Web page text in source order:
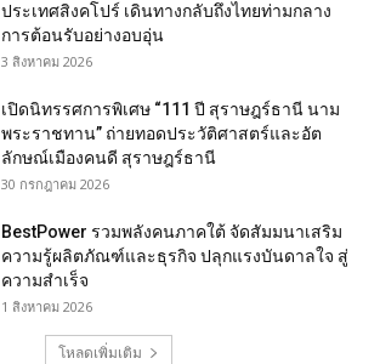
ประเทศสิงคโปร์ เดินทางกลับถึงไทยท่ามกลาง
การต้อนรับอย่างอบอุ่น
3 สิงหาคม 2026
เปิดนิทรรศการพิเศษ “111 ปี สุราษฎร์ธานี นาม
พระราชทาน” ถ่ายทอดประวัติศาสตร์และอัต
ลักษณ์เมืองคนดี สุราษฎร์ธานี
30 กรกฎาคม 2026
BestPower รวมพลังคนภาคใต้ จัดสัมมนาเสริม
ความรู้ผลิตภัณฑ์และธุรกิจ ปลุกแรงบันดาลใจ สู่
ความสำเร็จ
1 สิงหาคม 2026
โหลดเพิ่มเติม